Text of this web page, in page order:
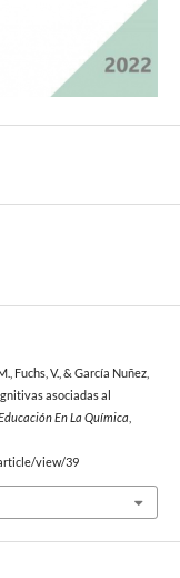
Fuchs, V., & García Nuñez,
asociadas al
En La Química,
view/39